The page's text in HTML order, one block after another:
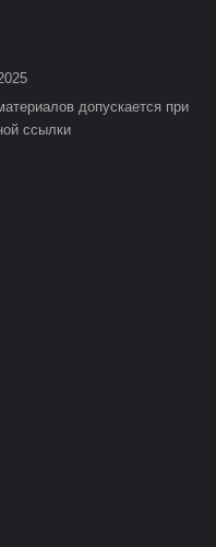
допускается при
ссылки